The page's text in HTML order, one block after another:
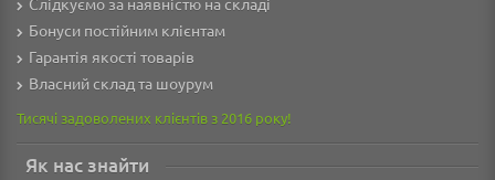
Бонуси постійним клієнтам
Гарантія якості товарів
Власний склад та шоурум
Тисячі задоволених клієнтів з 2016 року!
Як нас знайти